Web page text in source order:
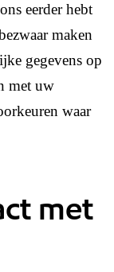
eerder hebt
maken
gegevens op
met uw
waar
met